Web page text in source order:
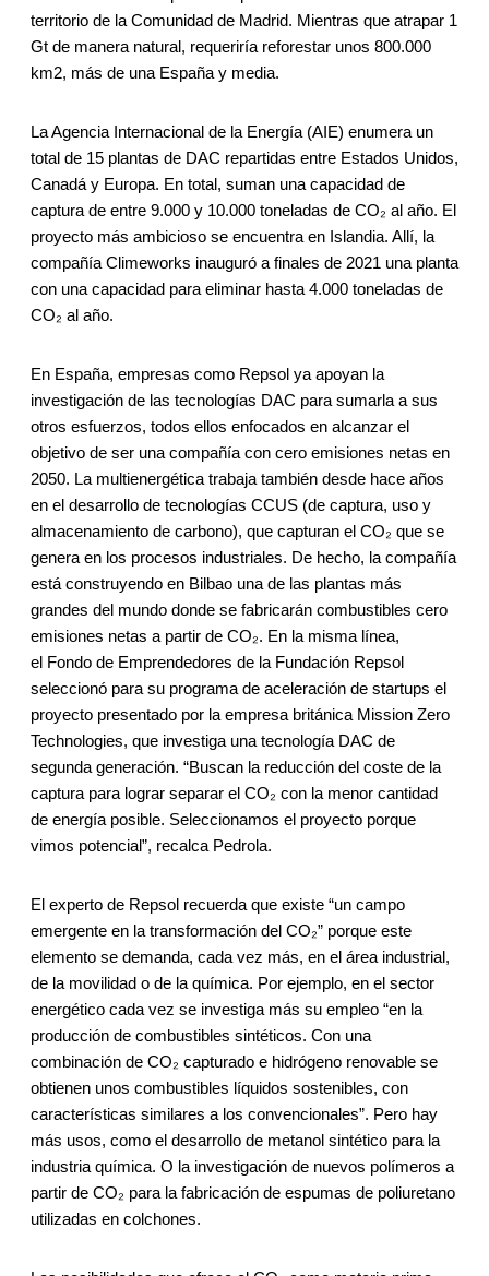
territorio de la Comunidad de Madrid. Mientras que atrapar 1
Gt de manera natural, requeriría reforestar unos 800.000
km2, más de una España y media.
La Agencia Internacional de la Energía (AIE) enumera un
total de 15 plantas de DAC repartidas entre Estados Unidos,
Canadá y Europa. En total, suman una capacidad de
captura de entre 9.000 y 10.000 toneladas de CO₂ al año. El
proyecto más ambicioso se encuentra en Islandia. Allí, la
compañía Climeworks inauguró a finales de 2021 una planta
con una capacidad para eliminar hasta 4.000 toneladas de
CO₂ al año.
En España, empresas como Repsol ya apoyan la
investigación de las tecnologías DAC para sumarla a sus
otros esfuerzos, todos ellos enfocados en alcanzar el
objetivo de ser una compañía con cero emisiones netas en
2050. La multienergética trabaja también desde hace años
en el desarrollo de tecnologías CCUS (de captura, uso y
almacenamiento de carbono), que capturan el CO₂ que se
genera en los procesos industriales. De hecho, la compañía
está construyendo en Bilbao una de las plantas más
grandes del mundo donde se fabricarán combustibles cero
emisiones netas a partir de CO₂. En la misma línea,
el Fondo de Emprendedores de la Fundación Repsol
seleccionó para su programa de aceleración de startups el
proyecto presentado por la empresa británica Mission Zero
Technologies, que investiga una tecnología DAC de
segunda generación. “Buscan la reducción del coste de la
captura para lograr separar el CO₂ con la menor cantidad
de energía posible. Seleccionamos el proyecto porque
vimos potencial”, recalca Pedrola.
El experto de Repsol recuerda que existe “un campo
emergente en la transformación del CO₂” porque este
elemento se demanda, cada vez más, en el área industrial,
de la movilidad o de la química. Por ejemplo, en el sector
energético cada vez se investiga más su empleo “en la
producción de combustibles sintéticos. Con una
combinación de CO₂ capturado e hidrógeno renovable se
obtienen unos combustibles líquidos sostenibles, con
características similares a los convencionales”. Pero hay
más usos, como el desarrollo de metanol sintético para la
industria química. O la investigación de nuevos polímeros a
partir de CO₂ para la fabricación de espumas de poliuretano
utilizadas en colchones.